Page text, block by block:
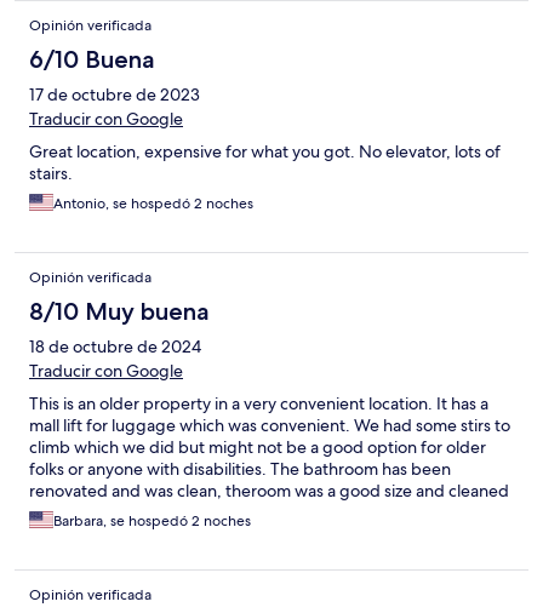
Opinión verificada
6/10 Buena
17 de octubre de 2023
Traducir con Google
Great location, expensive for what you got. No elevator, lots of
stairs.
Antonio, se hospedó 2 noches
Opinión verificada
8/10 Muy buena
18 de octubre de 2024
Traducir con Google
This is an older property in a very convenient location. It has a
mall lift for luggage which was convenient. We had some stirs to
climb which we did but might not be a good option for older
folks or anyone with disabilities. The bathroom has been
renovated and was clean, theroom was a good size and cleaned
daily. Very nice breakfast room with good choices in the
morning. Steps from the train station so minimal luggage
Barbara, se hospedó 2 noches
Opinión verificada